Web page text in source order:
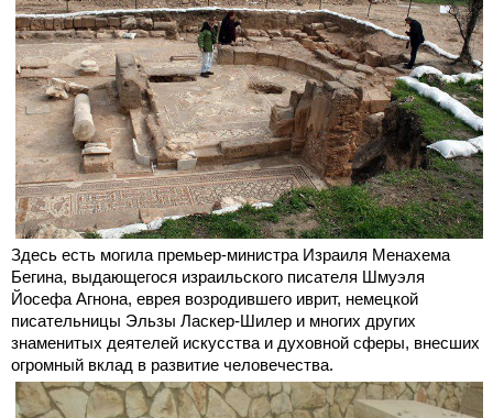
Здесь есть могила премьер-министра Израиля Менахема
Бегина, выдающегося израильского писателя Шмуэля
Йосефа Агнона, еврея возродившего иврит, немецкой
писательницы Эльзы Ласкер-Шилер и многих других
знаменитых деятелей искусства и духовной сферы, внесших
огромный вклад в развитие человечества.